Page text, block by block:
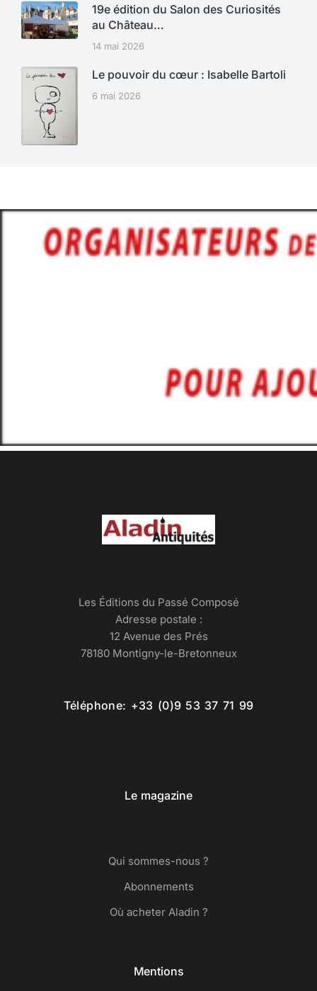
19e édition du Salon des Curiosités
au Château…
14 mai 2026
Le pouvoir du cœur : Isabelle Bartoli
6 mai 2026
Les Éditions du Passé Composé
Adresse postale :
12 Avenue des Prés
78180 Montigny-le-Bretonneux
Téléphone: +33 (0)9 53 37 71 99
Le magazine
Qui sommes-nous ?
Abonnements
Où acheter Aladin ?
Mentions